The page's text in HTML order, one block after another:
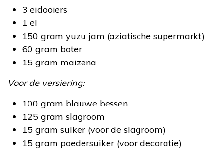
3 eidooiers
1 ei
150 gram yuzu jam (aziatische supermarkt)
60 gram boter
15 gram maizena
Voor de versiering:
100 gram blauwe bessen
125 gram slagroom
15 gram suiker (voor de slagroom)
15 gram poedersuiker (voor decoratie)